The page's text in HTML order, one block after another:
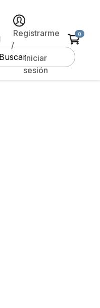
Registrarme
/
Iniciar
sesión
0